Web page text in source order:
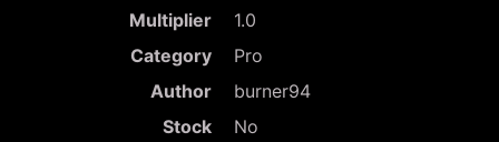
Multiplier
1.0
Category
Pro
Author
burner94
Stock
No